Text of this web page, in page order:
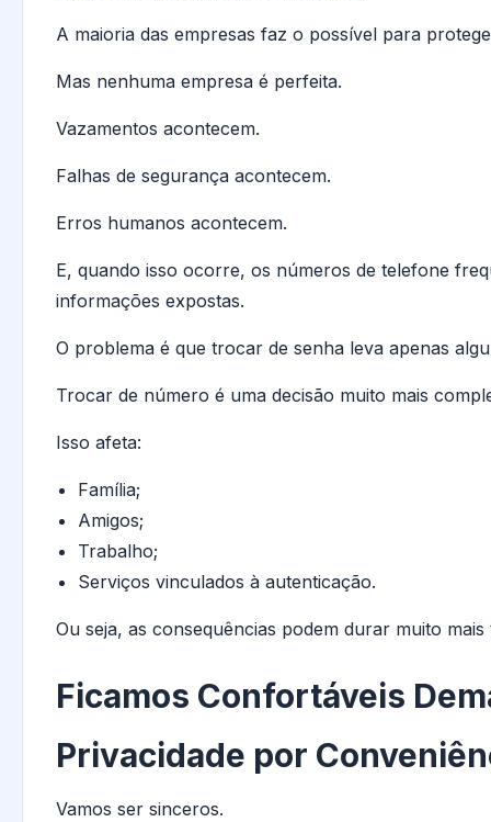
A maioria das empresas faz o possível para
Mas nenhuma empresa é perfeita.
Vazamentos acontecem.
Falhas de segurança acontecem.
Erros humanos acontecem.
E, quando isso ocorre, os números de telefone
informações expostas.
O problema é que trocar de senha leva apenas
Trocar de número é uma decisão muito mais
Isso afeta:
Família;
Amigos;
Trabalho;
Serviços vinculados à autenticação.
Ou seja, as consequências podem durar muito mais
Ficamos Confortáveis
Privacidade por
Vamos ser sinceros.